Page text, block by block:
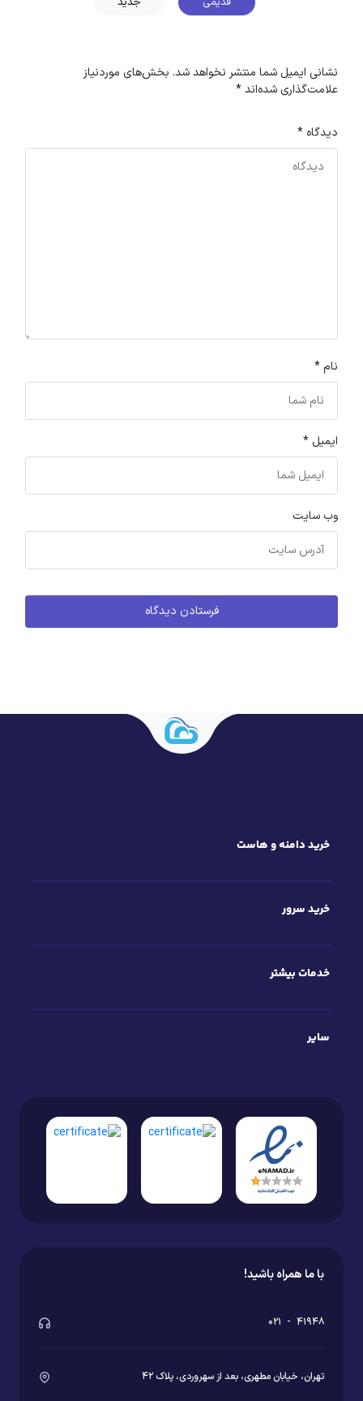
نشانی ایمیل شما منتشر نخواهد شد. بخش‌های موردنیاز
علامت‌گذاری شده‌اند*
دیدگاه *
نام*
ایمیل *
وب‌ سایت
خرید دامنه و هاست
خرید سرور
خدمات بیشتر
سایر
با ما همراه باشید!
۰۲۱ - ۴۱۹۴۸
تهران، خیابان مطهری، بعد از سهروردی، پلاک ۴۲